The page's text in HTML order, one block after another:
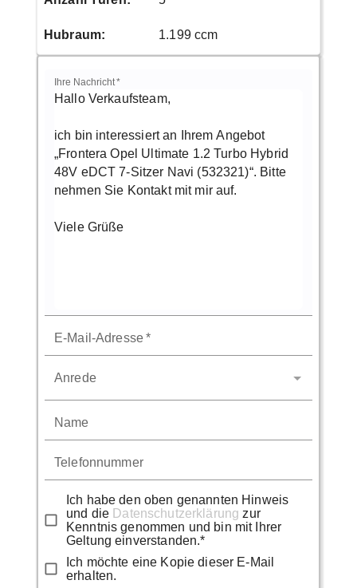
Hubraum: 1.199 ccm
Ihre Nachricht*
E-Mail-Adresse*
Anrede
Name
Telefonnummer
Ich habe den oben genannten Hinweis
und die Datenschutzerklärung zur
Kenntnis genommen und bin mit Ihrer
Geltung einverstanden.*
Ich möchte eine Kopie dieser E-Mail
erhalten.